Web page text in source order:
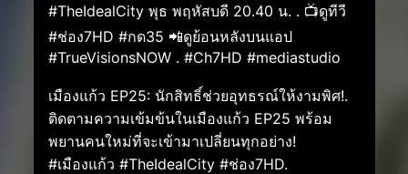
#TheIdealCity พุธ พฤหัสบดี 20.40 น. . 📺ดูทีวี
#ช่อง7HD #กด35 📲ดูย้อนหลังบนแอป
#TrueVisionsNOW . #Ch7HD #mediastudio
เมืองแก้ว EP25: นักสิทธิ์ช่วยอุทธรณ์ให้งามพิศ!.
ติดตามความเข้มข้นในเมืองแก้ว EP25 พร้อม
พยานคนใหม่ที่จะเข้ามาเปลี่ยนทุกอย่าง!
#เมืองแก้ว #TheIdealCity #ช่อง7HD.